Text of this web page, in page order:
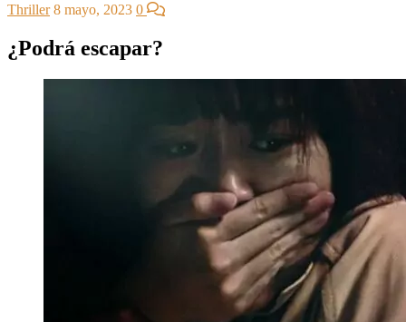
Thriller 8 mayo, 2023 0
¿Podrá escapar?